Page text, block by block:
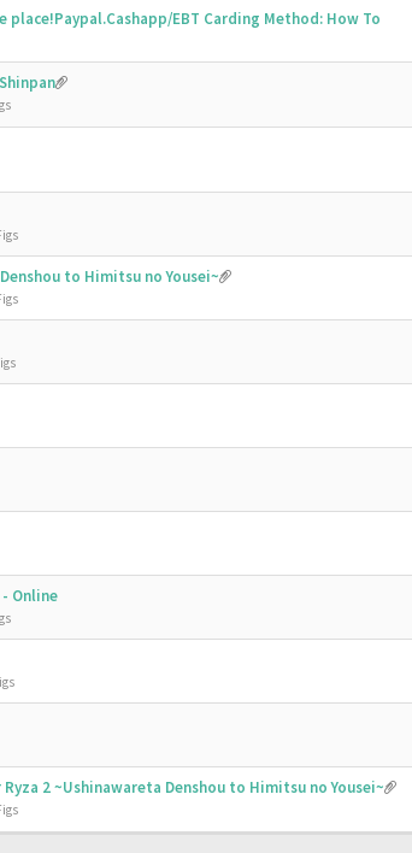
place!Paypal.Cashapp/EBT Carding Method: How To
to Himitsu no Yousei~
Online
2 ~Ushinawareta Denshou to Himitsu no Yousei~